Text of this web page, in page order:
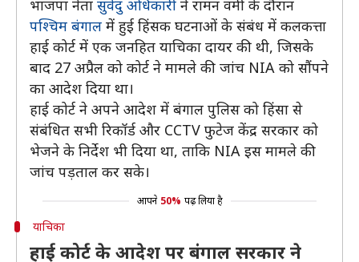
भाजपा नेता सुवेंदु अधिकारी ने रामन वमी के दौरान
पश्चिम बंगाल में हुई हिंसक घटनाओं के संबंध में कलकत्ता
हाई कोर्ट में एक जनहित याचिका दायर की थी, जिसके
बाद 27 अप्रैल को कोर्ट ने मामले की जांच NIA को सौंपने
का आदेश दिया था।
हाई कोर्ट ने अपने आदेश में बंगाल पुलिस को हिंसा से
संबंधित सभी रिकॉर्ड और CCTV फुटेज केंद्र सरकार को
भेजने के निर्देश भी दिया था, ताकि NIA इस मामले की
जांच पड़ताल कर सके।
आपने 50% पढ़ लिया है
याचिका
हाई कोर्ट के आदेश पर बंगाल सरकार ने